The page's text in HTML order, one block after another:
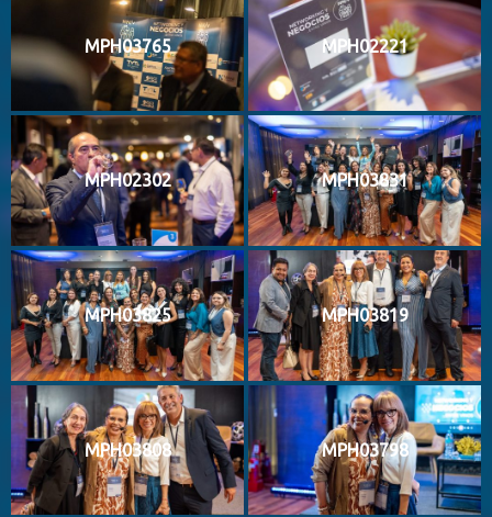
MPH03765 MPH02221
MPH02302 MPH03831
MPH03825 MPH03819
MPH03808 MPH03798